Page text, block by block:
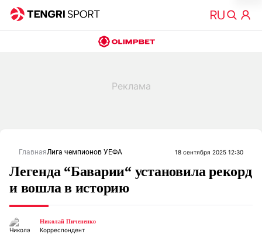
ГлавнаяЛига чемпионов УЕФА 18 сентября 2025 12:30
Легенда “Баварии“ установила рекорд
и вошла в историю
Николай Пичененко
Корреспондент